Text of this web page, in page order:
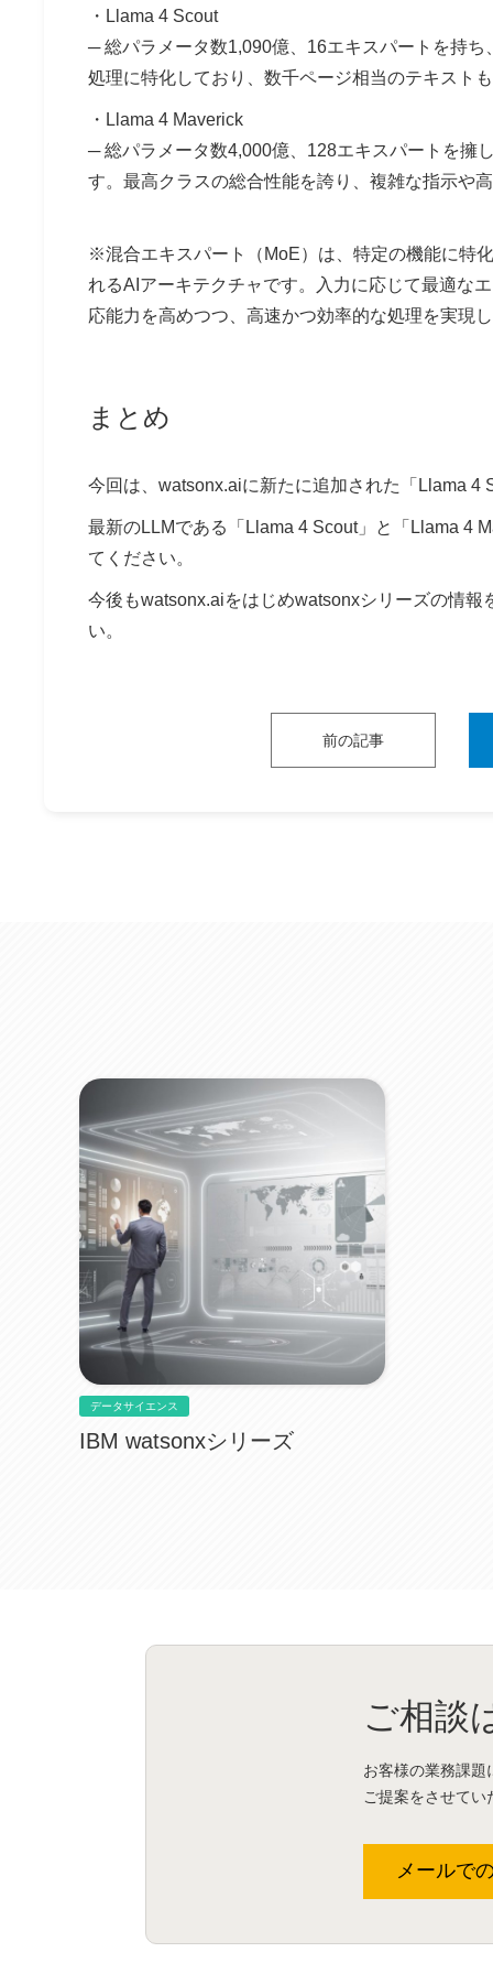
・ Llama 4 Scout
─ 総パラメータ数1,090億、16エキスパートを持
処理に特化しており、数千ページ相当のテキスト
・ Llama 4 Maverick
─ 総パラメータ数4,000億、128エキスパートを擁
す。最高クラスの総合性能を誇り、複雑な指示や
※混合エキスパート（MoE）は、特定の機能に特
れるAIアーキテクチャです。入力に応じて最適な
応能力を高めつつ、高速かつ効率的な処理を実現
まとめ
今回は、watsonx.aiに新たに追加された「Llama 4
最新のLLMである「Llama 4 Scout」と「Llama 4
てください。
今後もwatsonx.aiをはじめwatsonxシリーズの情
い。
前の記事
データサイエンス
IBM watsonxシリーズ
ご相談
お客様の業務課題
ご提案をさせて
メールで